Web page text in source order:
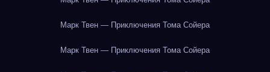
Марк Твен — Приключения Тома Сойера
Марк Твен — Приключения Тома Сойера